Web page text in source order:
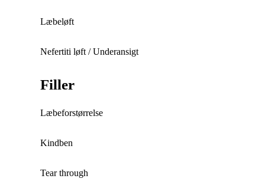
Læbeløft
Nefertiti løft / Underansigt
Filler
Læbeforstørrelse
Kindben
Tear through